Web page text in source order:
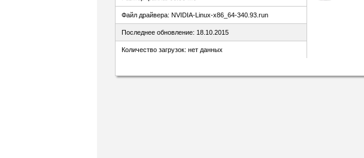
Файл драйвера: NVIDIA-Linux-x86_64-340.93.run
Последнее обновление: 18.10.2015
Количество загрузок: нет данных